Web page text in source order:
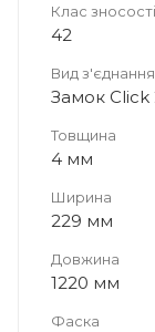
Клас
42
Вид з'єднання
Замок Click
Товщина
4 мм
Ширина
229 мм
Довжина
1220 мм
Фаска